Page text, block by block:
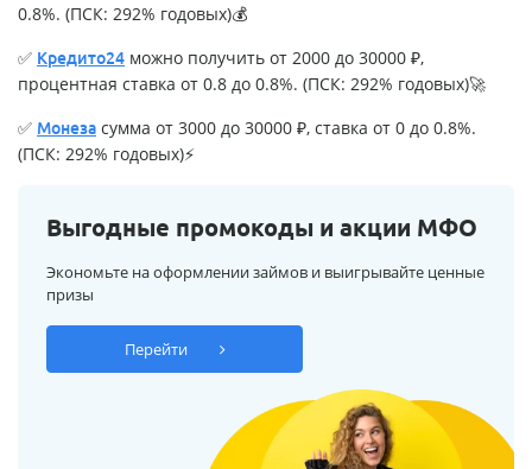
0.8%. (ПСК: 292% годовых)💰
✅ Кредито24 можно получить от 2000 до 30000 ₽,
процентная ставка от 0.8 до 0.8%. (ПСК: 292% годовых)🚀
✅ Монеза сумма от 3000 до 30000 ₽, ставка от 0 до 0.8%.
(ПСК: 292% годовых)⚡
Выгодные промокоды и акции МФО
Экономьте на оформлении займов и выигрывайте ценные
призы
Перейти